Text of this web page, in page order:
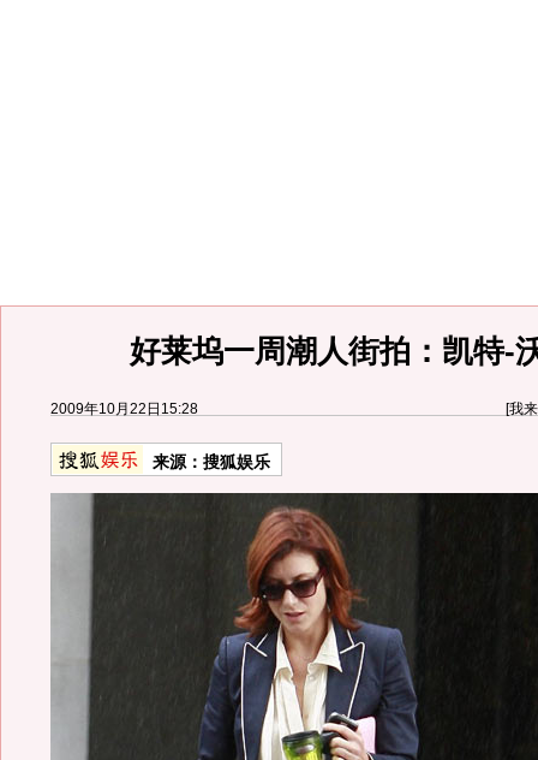
好莱坞一周潮人街拍：凯特-
2009年10月22日15:28 [我
来源： 搜狐娱乐